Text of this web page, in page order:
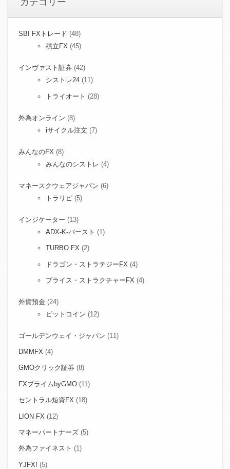
カテゴリー
SBI FXトレード (48)
積立FX (45)
インヴァスト証券 (42)
シストレ24 (11)
トライオート (28)
外為オンライン (8)
iサイクル注文 (7)
みんなのFX (8)
みんなのシストレ (4)
マネースクウェアジャパン (6)
トラリピ (5)
インジケーター (13)
ADX-K-バースト (1)
TURBO FX (2)
ドラゴン・ストラテジーFX (4)
プライス・ストラクチャーFX (4)
外貨預金 (24)
ビットコイン (12)
ゴールデンウェイ・ジャパン (11)
DMMFX (4)
GMOクリック証券 (8)
FXプライムbyGMO (11)
セントラル短資FX (18)
LION FX (12)
マネーパートナーズ (5)
外為ファイネスト (1)
YJFX! (5)